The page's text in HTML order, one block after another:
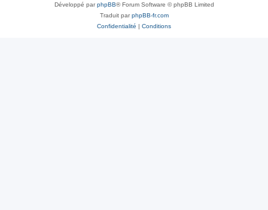
Développé parphpBB® Forum Software © phpBB Limited
Traduit parphpBB-fr.com
Confidentialité | Conditions